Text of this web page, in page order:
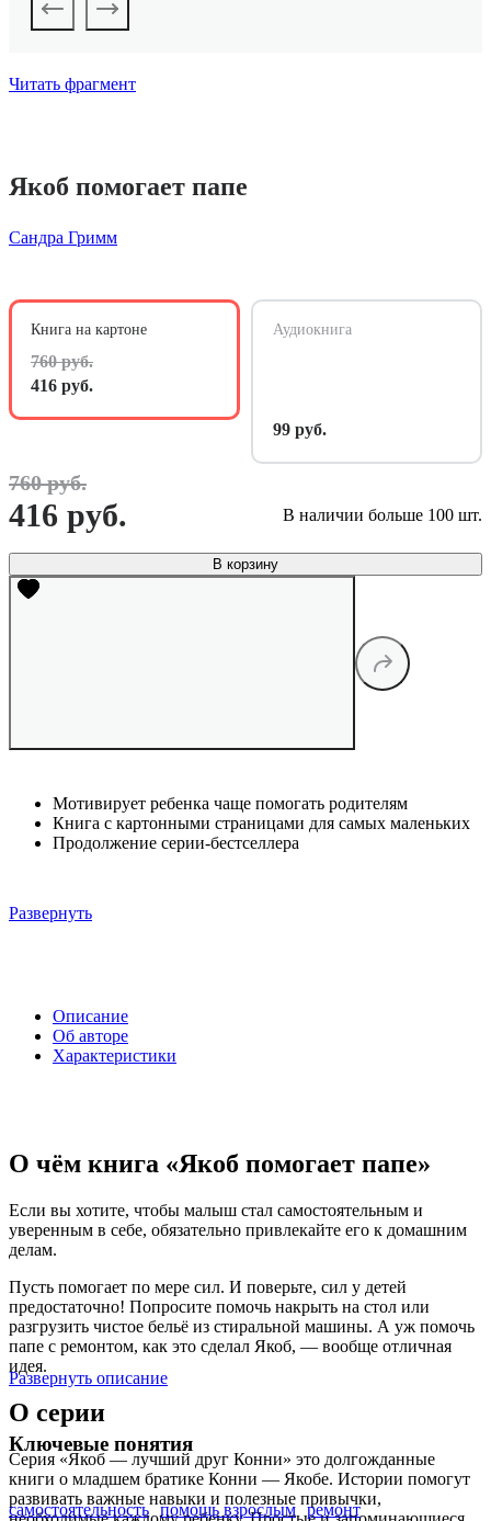
Читать фрагмент
Якоб помогает папе
Сандра Гримм
Книга на картоне
760 руб.
416 руб.
Аудиокнига
99 руб.
760 руб.
416 руб. В наличии больше 100 шт.
В корзину
Мотивирует ребенка чаще помогать родителям
Книга с картонными страницами для самых маленьких
Продолжение серии-бестселлера
Развернуть
Описание
Об авторе
Характеристики
О чём книга «Якоб помогает папе»
Если вы хотите, чтобы малыш стал самостоятельным и
уверенным в себе, обязательно привлекайте его к домашним
делам.
Пусть помогает по мере сил. И поверьте, сил у детей
предостаточно! Попросите помочь накрыть на стол или
разгрузить чистое бельё из стиральной машины. А уж помочь
папе с ремонтом, как это сделал Якоб, — вообще отличная
идея.
О серии
Серия «Якоб — лучший друг Конни» это долгожданные
книги о младшем братике Конни — Якобе. Истории помогут
развивать важные навыки и полезные привычки,
Развернуть описание
Ключевые понятия
самостоятельность помощь взрослым ремонт